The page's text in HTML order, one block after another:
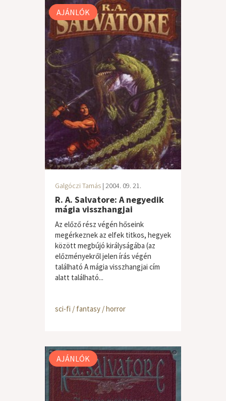
AJÁNLÓK
Galgóczi Tamás | 2004. 09. 21.
R. A. Salvatore: A negyedik
mágia visszhangjai
Az előző rész végén hőseink
megérkeznek az elfek titkos, hegyek
között megbújó királyságába (az
előzményekről jelen írás végén
található A mágia visszhangjai cím
alatt található...
sci-fi / fantasy / horror
AJÁNLÓK